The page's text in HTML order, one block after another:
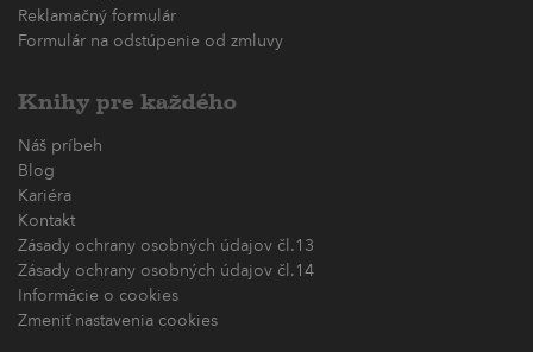
Reklamačný formulár
Formulár na odstúpenie od zmluvy
Knihy pre každého
Náš príbeh
Blog
Kariéra
Kontakt
Zásady ochrany osobných údajov čl.13
Zásady ochrany osobných údajov čl.14
Informácie o cookies
Zmeniť nastavenia cookies